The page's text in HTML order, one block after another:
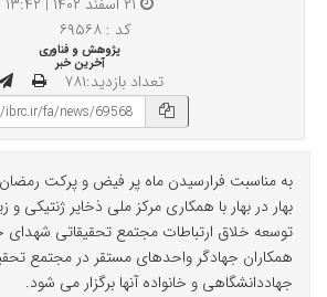
کد : ۶۹۵۶۸
پژوهش و فناوری
آخرین خبر
تعداد بازدید:۷۸۱
به مناسبت فرارسیدن ماه پر فیض و پرکت
بهار در بهار با همکاری مرکز ملی ذخایر ژنتیکی و
توسعه خلاق ارتباطات مجتمع تحقیقاتی شهدای
همکاران جهادگر واحدهای مستقر در مجتمع
جهاددانشگاهی و خانواده آنها برگزار می شود.